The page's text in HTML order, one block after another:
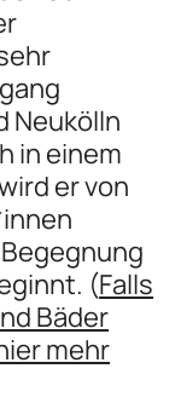
Neukölln
in einem
er von
(Falls
Bäder
mehr